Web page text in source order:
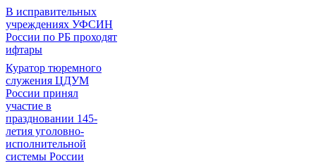
В исправительных
учреждениях УФСИН
России по РБ проходят
ифтары
Куратор тюремного
служения ЦДУМ
России принял
участие в
праздновании 145-
летия уголовно-
исполнительной
системы России